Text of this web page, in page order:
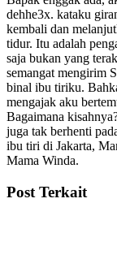
dehhe3x. kataku
kembali dan
tidur. Itu adalah
saja bukan yang
semangat mengirim
binal ibu tiriku.
mengajak aku
Bagaimana
juga tak berhenti
ibu tiri di Jakarta,
Mama Winda.
Post Terkait